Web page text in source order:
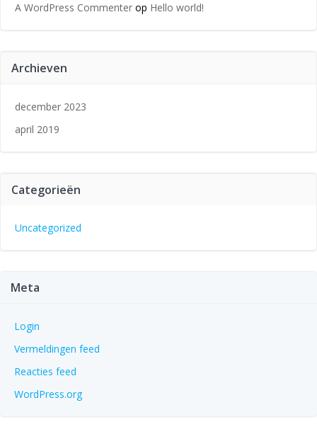
A WordPress Commenter op Hello world!
Archieven
december 2023
april 2019
Categorieën
Uncategorized
Meta
Login
Vermeldingen feed
Reacties feed
WordPress.org